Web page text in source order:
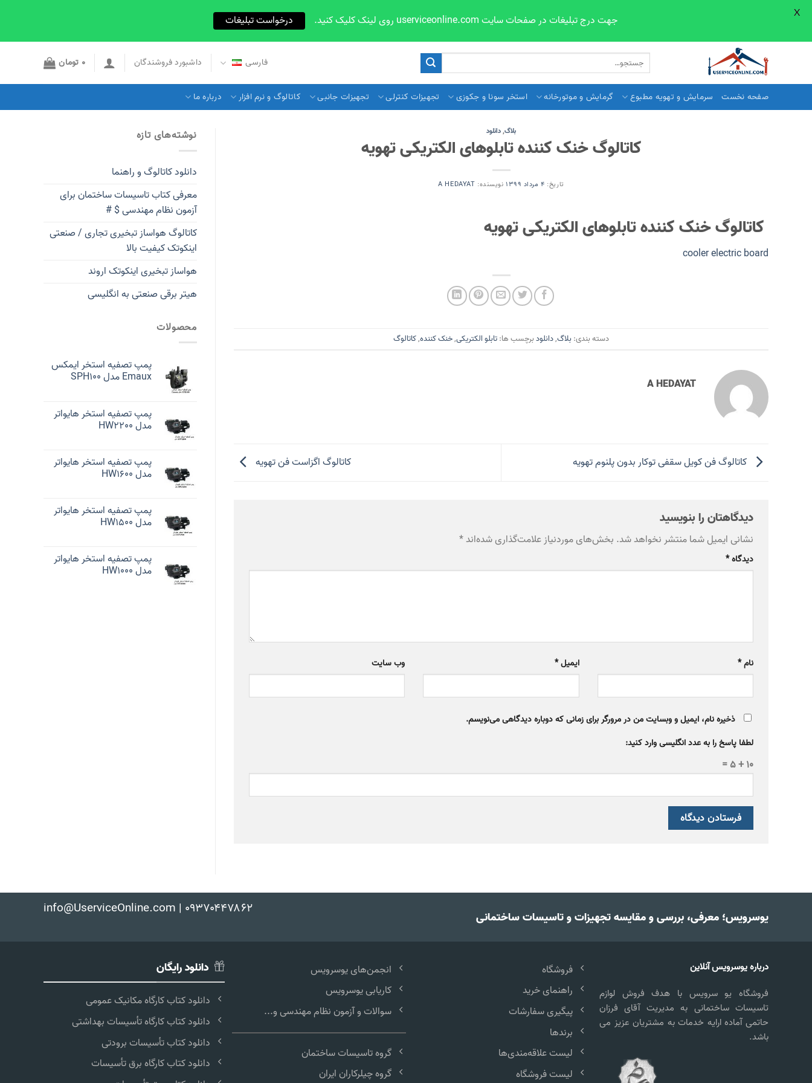
جستجو
برای:
فارسی داشبورد فروشندگان 0 تومان
صفحه نخست سرمایش و تهویه مطبوع گرمایش و موتورخانه استخر سونا و جکوزی تجهیزات کنترلی تجهیزات جانبی کاتالوگ و نرم افزار درباره ما
بلاگ,دانلود
کاتالوگ خنک کننده تابلوهای الکتریکی تهویه
تاریخ: 4 مرداد 1399 نویسنده: A HEDAYAT
کاتالوگ خنک کننده تابلوهای الکتریکی تهویه
cooler electric board
دسته بندی: بلاگ,دانلودبرچسب ها:تابلو الکتریکی,خنک کننده,کاتالوگ
A HEDAYAT
کاتالوگ فن کویل سقفی توکار بدون پلنوم تهویه کاتالوگ اگزاست فن تهویه
دیدگاهتان را بنویسید
نشانی ایمیل شما منتشر نخواهد شد. بخش‌های موردنیاز علامت‌گذاری شده‌اند*
دیدگاه*
نام* ایمیل* وب‌ سایت
ذخیره نام، ایمیل و وبسایت من در مرورگر برای زمانی که دوباره دیدگاهی می‌نویسم.
لطفا پاسخ را به عدد انگلیسی وارد کنید:
10 + 5 =
نوشته‌های تازه
دانلود کاتالوگ و راهنما
معرفی کتاب تاسیسات ساختمان برای
آزمون نظام مهندسی $ #
کاتالوگ هواساز تبخیری تجاری / صنعتی
اینکوتک کیفیت بالا
هواساز تبخیری اینکوتک اروند
هیتر برقی صنعتی به انگلیسی
محصولات
پمپ تصفیه استخر ایمکس
Emaux مدل SPH100
پمپ تصفیه استخر هایواتر
مدل HW2200
پمپ تصفیه استخر هایواتر
مدل HW1600
پمپ تصفیه استخر هایواتر
مدل HW1500
پمپ تصفیه استخر هایواتر
مدل HW1000
یوسرویس؛ معرفی، بررسی و مقایسه تجهیزات و تاسیسات ساختمانی
info@UserviceOnline.com | ۰۹۳۷۰۴۴۷۸۶۲
درباره یوسرویس آنلاین
فروشگاه یو سرویس با هدف فروش لوازم
تاسیسات ساختمانی به مدیریت آقای فرزان
حاتمی آماده ارایه خدمات به مشتریان عزیز می
باشد.
فروشگاه
راهنمای خرید
پیگیری سفارشات
برندها
لیست علاقه‌مندی‌ها
لیست فروشگاه
انجمن‌های یوسرویس
کاریابی یوسرویس
سوالات و آزمون نظام مهندسی و...
گروه تاسیسات ساختمان
گروه چیلرکاران ایران
دانلود رایگان
دانلود کتاب کارگاه مکانیک عمومی
دانلود کتاب کارگاه تأسیسات بهداشتی
دانلود کتاب تأسیسات برودتی
دانلود کتاب کارگاه برق تأسیسات
جهت درج تبلیغات در صفحات سایت userviceonline.com روی لینک کلیک کنید. درخواست تبلیغات
X